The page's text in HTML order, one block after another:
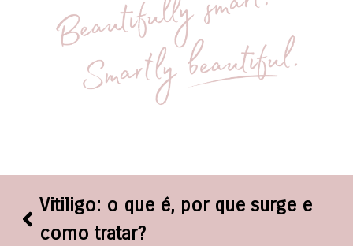
Vitiligo: o que é, por que surge e
como tratar?